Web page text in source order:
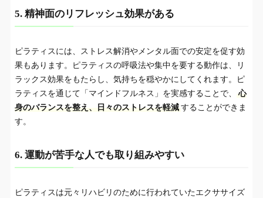
5. 精神面のリフレッシュ効果がある
ピラティスには、ストレス解消やメンタル面での安定を促す効
果もあります。ピラティスの呼吸法や集中を要する動作は、リ
ラックス効果をもたらし、気持ちを穏やかにしてくれます。ピ
ラティスを通じて「マインドフルネス」を実感することで、
心
身のバランスを整え、日々のストレスを軽減 することができま
す。
6. 運動が苦手な人でも取り組みやすい
ピラティスは元々リハビリのために行われていたエクササイズ